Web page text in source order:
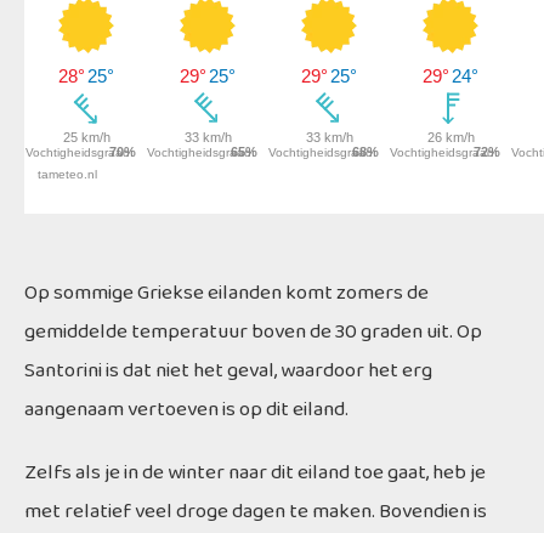
Op sommige Griekse eilanden komt zomers de
gemiddelde temperatuur boven de 30 graden uit. Op
Santorini is dat niet het geval, waardoor het erg
aangenaam vertoeven is op dit eiland.
Zelfs als je in de winter naar dit eiland toe gaat, heb je
met relatief veel droge dagen te maken. Bovendien is